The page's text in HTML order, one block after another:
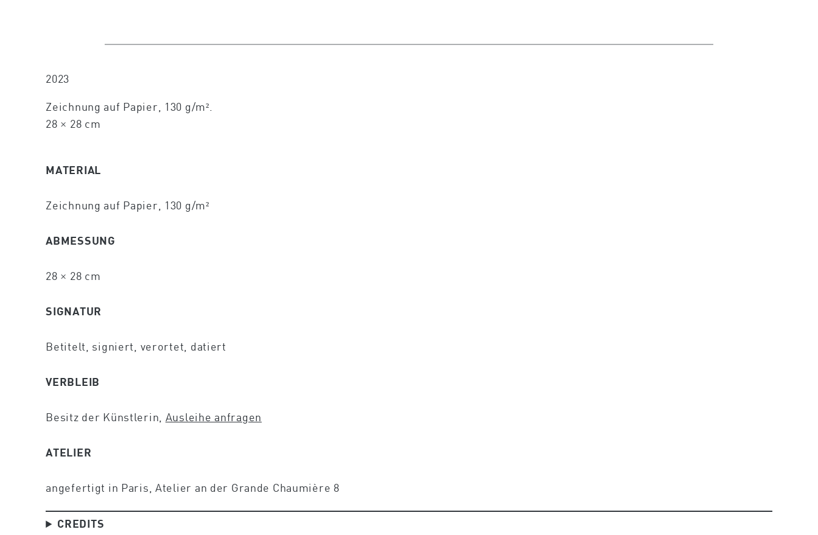
2023
Zeichnung auf Papier, 130 g/m².
28 × 28 cm
MATERIAL
Zeichnung auf Papier, 130 g/m²
ABMESSUNG
28 × 28 cm
SIGNATUR
Betitelt, signiert, verortet, datiert
VERBLEIB
Besitz der Künstlerin, Ausleihe anfragen
ATELIER
angefertigt in Paris, Atelier an der Grande Chaumière 8
CREDITS